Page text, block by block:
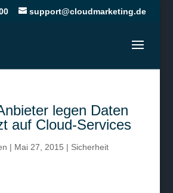
support@cloudmarketing.de
legen Daten
auf Cloud-Services
| Mai 27, 2015 | Sicherheit